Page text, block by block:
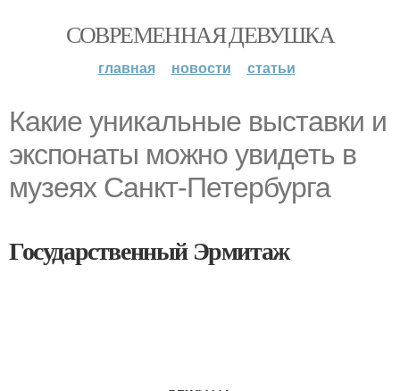
СОВРЕМЕННАЯ ДЕВУШКА
главная новости статьи
Какие уникальные выставки и
экспонаты можно увидеть в
музеях Санкт-Петербурга
Государственный Эрмитаж